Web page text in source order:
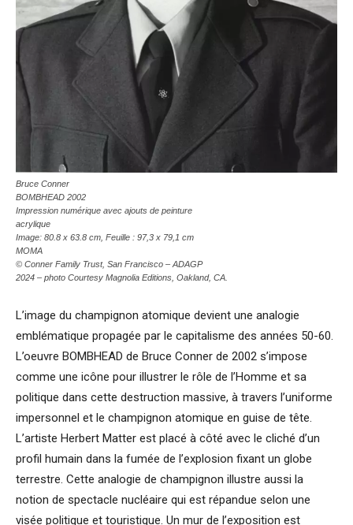
Bruce Conner
BOMBHEAD 2002
Impression numérique avec ajouts de peinture
acrylique
Image: 80.8 x 63.8 cm, Feuille : 97,3 x 79,1 cm
MOMA
© Conner Family Trust, San Francisco – ADAGP
2024 – photo Courtesy Magnolia Editions, Oakland, CA.
L’image du champignon atomique devient une analogie
emblématique propagée par le capitalisme des années 50-60.
L’oeuvre BOMBHEAD de Bruce Conner de 2002 s’impose
comme une icône pour illustrer le rôle de l’Homme et sa
politique dans cette destruction massive, à travers l’uniforme
impersonnel et le champignon atomique en guise de tête.
L’artiste Herbert Matter est placé à côté avec le cliché d’un
profil humain dans la fumée de l’explosion fixant un globe
terrestre. Cette analogie de champignon illustre aussi la
notion de spectacle nucléaire qui est répandue selon une
visée politique et touristique. Un mur de l’exposition est